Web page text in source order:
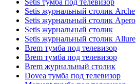
Setis журнальный столик Arche
Setis журнальный столик Apero
Setis журнальный столик
Setis журнальный столик Allure
Brem тумба под телевизор
Brem тумба под телевизор
Brem журнальный столик
Dovea тумба под телевизор